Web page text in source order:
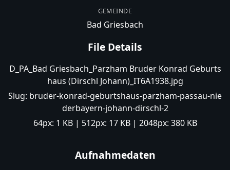
GEMEINDE
Bad Griesbach
File Details
D_PA_Bad Griesbach_Parzham Bruder Konrad Geburts
haus (Dirschl Johann)_IT6A1938.jpg
Slug: bruder-konrad-geburtshaus-parzham-passau-nie
derbayern-johann-dirschl-2
64px: 1 KB| 512px: 17 KB| 2048px: 380 KB
Aufnahmedaten